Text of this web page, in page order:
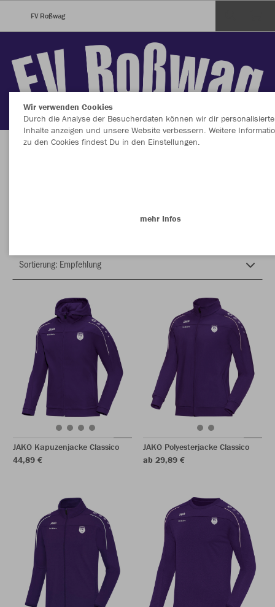
FV Roßwag
JAKO Kapuzenjacke Classico
44,89 €
JAKO Polyesterjacke Classico
ab 29,89 €
Wir verwenden Cookies
Durch die Analyse der Besucherdaten können wir dir personalisierte
Inhalte anzeigen und unsere Website verbessern. Weitere
zu den Cookies findest Du in den Einstellungen.
mehr Infos